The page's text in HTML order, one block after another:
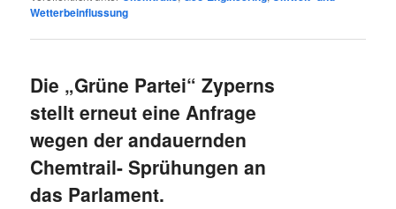
Wetterbeinflussung
Die „Grüne Partei“ Zyperns
stellt erneut eine Anfrage
wegen der andauernden
Chemtrail- Sprühungen an
das Parlament.